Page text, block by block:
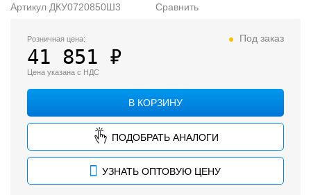
Прожекторы
Низковольтные
Архитектурные
Аварийные
Опоры освещения и консоли
Артикул ДКУ0720850Ш3 Сравнить
Розничная цена:
41 851 ₽
Цена указана с НДС
Под заказ
В КОРЗИНУ
ПОДОБРАТЬ АНАЛОГИ
УЗНАТЬ ОПТОВУЮ ЦЕНУ